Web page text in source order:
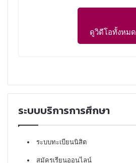
ดูวิดีโอทั้งหมด
ระบบบริการการศึกษา
ระบบทะเบียนนิสิต
สมัครเรียนออนไลน์